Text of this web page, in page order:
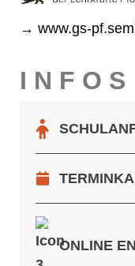
→ www.gs-
I N F O S
ONLINE